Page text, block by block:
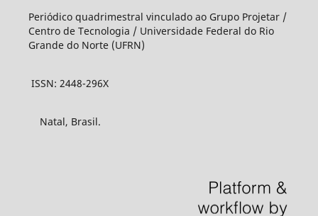
Periódico quadrimestral vinculado ao Grupo Projetar /
Centro de Tecnologia / Universidade Federal do Rio
Grande do Norte (UFRN)
ISSN: 2448-296X
Natal, Brasil.